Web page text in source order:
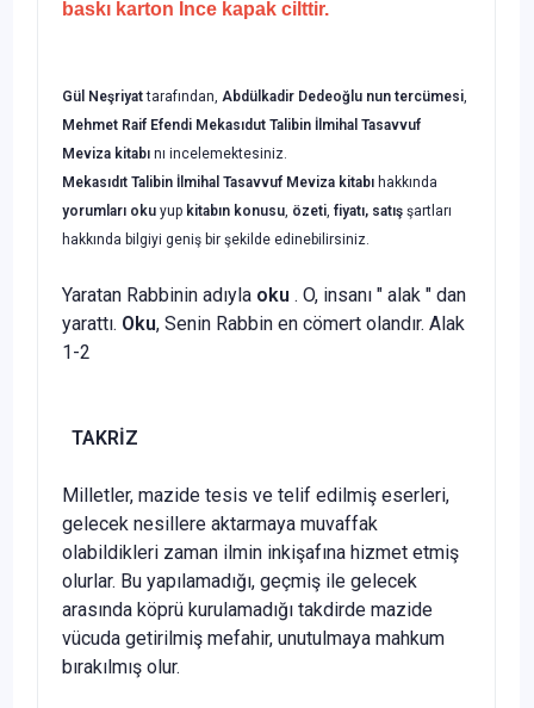
baskı karton İnce kapak cilttir.
Gül Neşriyattarafından, Abdülkadir Dedeoğlu nun tercümesi
Mehmet Raif Efendi Mekasıdut Talibin İlmihal Tasavvuf
Meviza kitabı nı incelemektesiniz.
Mekasıdıt Talibin İlmihal Tasavvuf Meviza kitabı hakkında
yorumları oku yup kitabın konusu özeti fiyatı, satış şartları
hakkında bilgiyi geniş bir şekilde edinebilirsiniz.
Yaratan Rabbinin adıyla oku . O, insanı " alak " dan
yarattı. Oku, Senin Rabbin en cömert olandır. Alak
1-2
TAKRİZ
Milletler, mazide tesis ve telif edilmiş eserleri,
gelecek nesillere aktarmaya muvaffak
olabildikleri zaman ilmin inkişafına hizmet etmiş
olurlar. Bu yapılamadığı, geçmiş ile gelecek
arasında köprü kurulamadığı takdirde mazide
vücuda getirilmiş mefahir, unutulmaya mahkum
bırakılmış olur.